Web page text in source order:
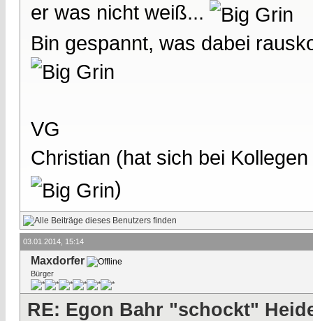
er was nicht weiß...
Bin gespannt, was dabei
VG
Christian (hat sich bei
)
03.01.2014, 15:14
Maxdorfer
Bürger
RE: Egon Bahr "schockt"